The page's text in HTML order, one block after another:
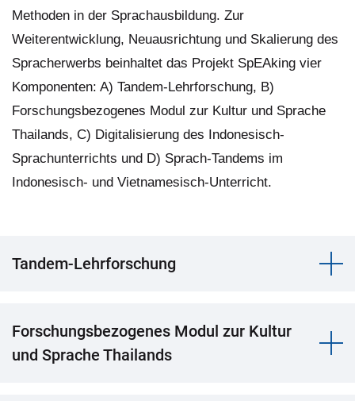
Methoden in der Sprachausbildung. Zur
Weiterentwicklung, Neuausrichtung und Skalierung des
Spracherwerbs beinhaltet das Projekt SpEAking vier
Komponenten: A) Tandem-Lehrforschung, B)
Forschungsbezogenes Modul zur Kultur und Sprache
Thailands, C) Digitalisierung des Indonesisch-
Sprachunterrichts und D) Sprach-Tandems im
Indonesisch- und Vietnamesisch-Unterricht.
Tandem-Lehrforschung
Forschungsbezogenes Modul zur Kultur
und Sprache Thailands